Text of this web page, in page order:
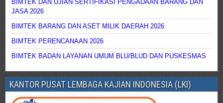
BIMTEK DAN UJIAN SERTIFIKASI PENGADAAN BARANG DAN
JASA 2026
BIMTEK BARANG DAN ASET MILIK DAERAH 2026
BIMTEK PERENCANAAN 2026
BIMTEK BADAN LAYANAN UMUM BLU/BLUD DAN PUSKESMAS
KANTOR PUSAT LEMBAGA KAJIAN INDONESIA (LKI)